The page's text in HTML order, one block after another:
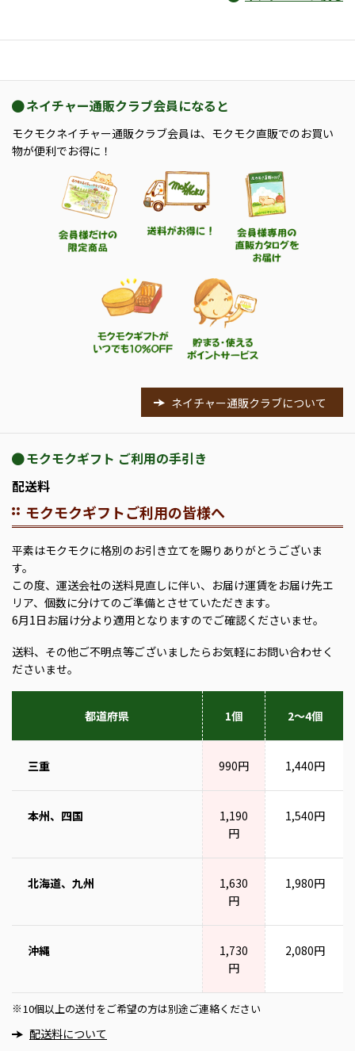
ネイチャー通販クラブ会員になると
モクモクネイチャー通販クラブ会員は、モクモク直販でのお買い
物が便利でお得に！
ネイチャー通販クラブについて
モクモクギフト ご利用の手引き
配送料
モクモクギフトご利用の皆様へ
平素はモクモクに格別のお引き立てを賜りありがとうございま
す。
この度、運送会社の送料見直しに伴い、お届け運賃をお届け先エ
リア、個数に分けてのご準備とさせていただきます。
6月1日お届け分より適用となりますのでご確認くださいませ。
送料、その他ご不明点等ございましたらお気軽にお問い合わせく
ださいませ。
都道府県 1個 2～4個
三重 990円 1,440円
本州、四国
1,190
円
1,540円
北海道、九州
1,630
円
1,980円
沖縄
1,730
円
2,080円
※ 10個以上の送付をご希望の方は別途ご連絡ください
配送料について